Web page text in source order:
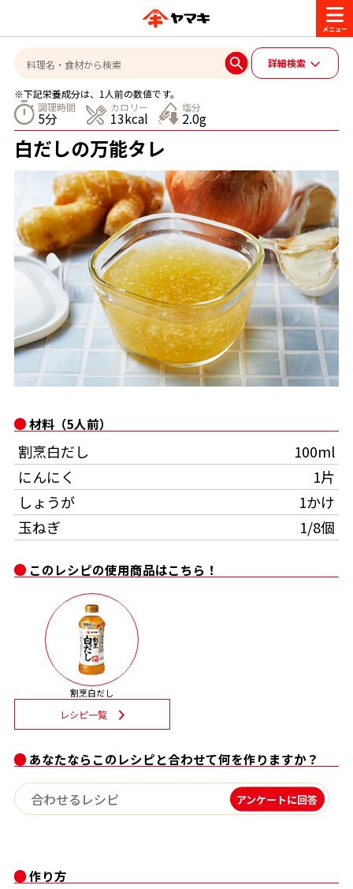
商品情報
ブランド一覧
ヤマキ『めんつゆ』 ヤマキ 割烹白だし
旨さ、別格。だし屋の鍋 韓福善シリーズ
サッと鍋®
楽チン屋® ストレートつゆ
レシピ
おいしいレシピを探す
おいしいレシピトップ
主食レシピ
主菜レシピ
汁物レシピ
おいしいレシピを商品から探す
かつお節レシピ
めんつゆレシピ
割烹白だしレシピ
レシピ特設サイト
割烹白だしレシピ特集
だし巻き卵特集
かつお節・だしを楽しむ
かつお節・だしを知る
だしの取り方
かつお節の削り方
かつお節・だしをもっと知る
かつお節・だしを楽しむ
だしコミュ
CM・キャンペーン
CM
キャンペーン一覧
企業・採用情報
- 百年対話
採用情報
- ジョブリターン制
お問い合わせ
ヤマキお客様相談室
オンラインショップ
Global
詳細検索
※下記栄養成分は、1人前の数値です。
調理時間
5分
カロリー
13kcal
塩分
2.0g
白だしの万能タレ
このレシピの使用商品はこちら！
割烹白だし
レシピ一覧
あなたならこのレシピと合わせて何を作りますか？
アンケートに回答
作り方
材料（5人前）
割烹白だし
100ml
にんにく
1片
しょうが
1かけ
玉ねぎ
1/8個